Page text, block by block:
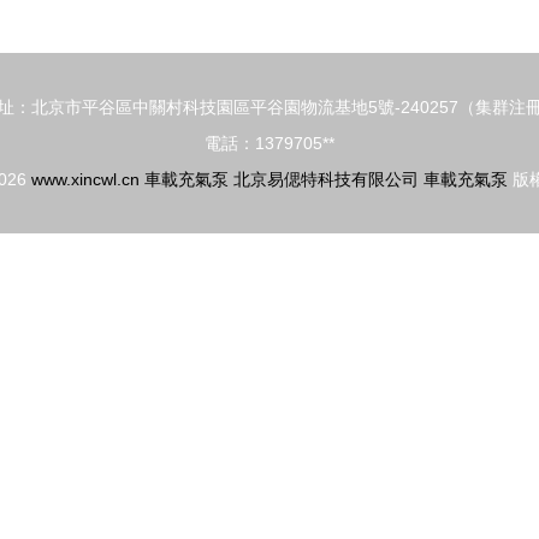
：北京市平谷區中關村科技園區平谷園物流基地5號-240257（集群注冊
電話：1379705**
www.xincwl.cn 車載充氣泵 北京易偲特科技有限公司 車載充氣泵 版